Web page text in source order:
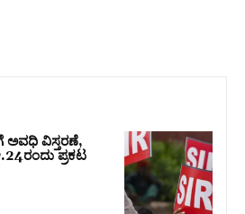
ವಿಸ್ತರಣೆ,
ಪ್ರಕಟ